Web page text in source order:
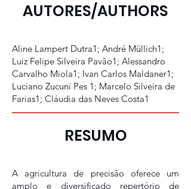
AUTORES/AUTHORS
Aline Lampert Dutra1; André Müllich1;
Luiz Felipe Silveira Pavão1; Alessandro
Carvalho Miola1; Ivan Carlos Maldaner1;
Luciano Zucuni Pes 1; Marcelo Silveira de
Farias1; Cláudia das Neves Costa1
RESUMO
A agricultura de precisão oferece um
amplo e diversificado repertório de